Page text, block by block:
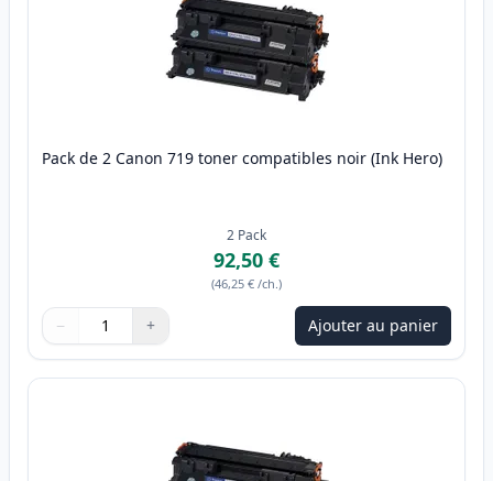
Pack de 2 Canon 719 toner compatibles noir (Ink Hero)
2 Pack
92,50 €
(46,25 € /ch.)
Quantité
Utilisez les boutons pour ajuster
− +
Quantité Ajouter au panier